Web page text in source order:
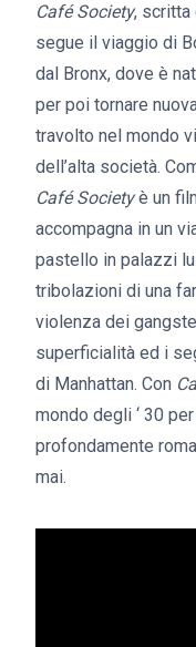
Café Society, scritta
segue il viaggio di
dal Bronx, dove è
per poi tornare
travolto nel mondo
dell’alta società.
Café Societyè un
accompagna in un
pastello in palazzi
tribolazioni di una
violenza dei
superficialità ed i
di Manhattan. Con
mondo degli ‘ 30
profondamente
mai.